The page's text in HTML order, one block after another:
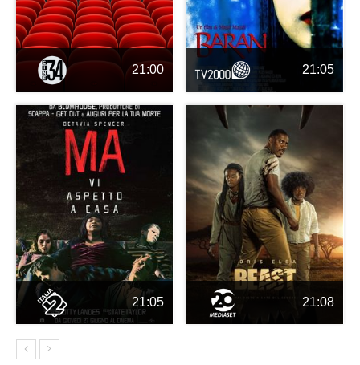
21:00 21:05
21:05 21:08